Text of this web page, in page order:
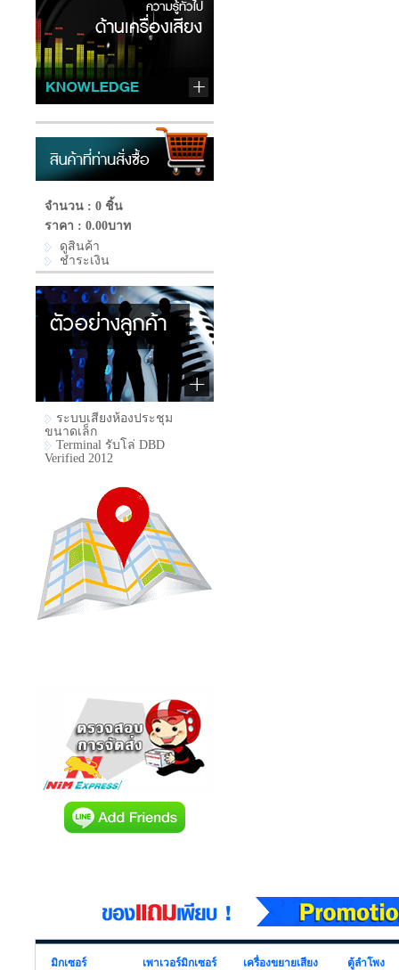
จำนวน : 0 ชิ้น
ราคา : 0.00บาท
ดูสินค้า
ชำระเงิน
ระบบเสียงห้องประชุม
ขนาดเล็ก
Terminal รับโล่ DBD
Verified 2012
มิกเซอร์ เพาเวอร์มิกเซอร์ เครื่องขยายเสียง ตู้ลำโพง